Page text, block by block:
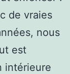
de vraies
nous
est
intérieure